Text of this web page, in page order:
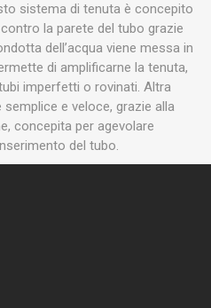
sistema di tenuta è concepito
la parete del tubo grazie
dell’acqua viene messa in
di amplificarne la tenuta,
imperfetti o rovinati. Altra
semplice e veloce, grazie alla
concepita per agevolare
del tubo.